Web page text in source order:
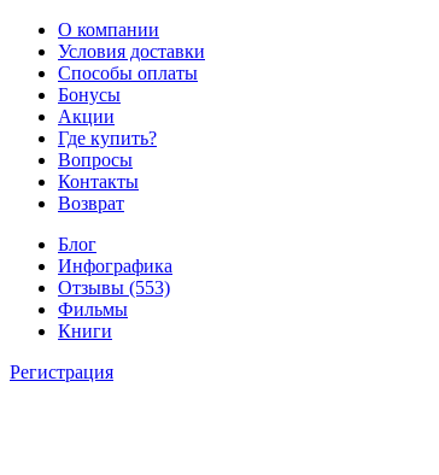
О компании
Условия доставки
Способы оплаты
Бонусы
Акции
Где купить?
Вопросы
Контакты
Возврат
Блог
Инфографика
Отзывы (553)
Фильмы
Книги
Регистрация